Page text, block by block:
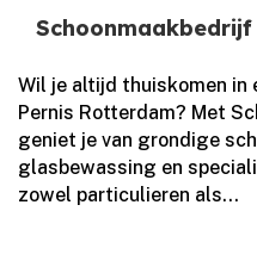
Wil je altijd thuiskomen in
Pernis Rotterdam? Met
geniet je van grondige
glasbewassing en
zowel particulieren als...